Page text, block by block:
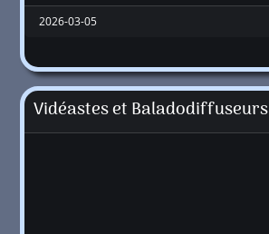
2026-03-05
Vidéastes et Baladodiffuseurs